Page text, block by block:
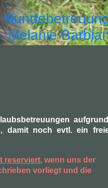
Melanie
damit noch evtl. ein
reserviert, wenn uns der
vorliegt und die